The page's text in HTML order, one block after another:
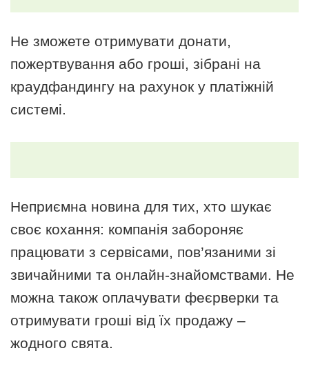
Не зможете отримувати донати,
пожертвування або гроші, зібрані на
краудфандингу на рахунок у платіжній
системі.
Неприємна новина для тих, хто шукає
своє кохання: компанія забороняє
працювати з сервісами, пов’язаними зі
звичайними та онлайн-знайомствами. Не
можна також оплачувати феєрверки та
отримувати гроші від їх продажу –
жодного свята.